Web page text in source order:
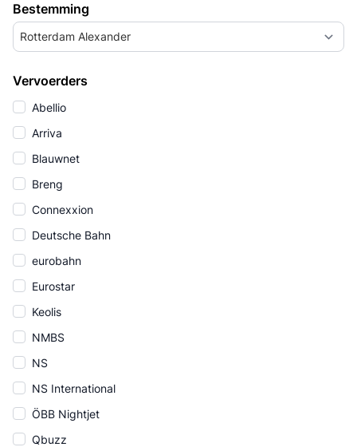
Bestemming
Rotterdam Alexander
Vervoerders
Abellio
Arriva
Blauwnet
Breng
Connexxion
Deutsche Bahn
eurobahn
Eurostar
Keolis
NMBS
NS
NS International
ÖBB Nightjet
Qbuzz